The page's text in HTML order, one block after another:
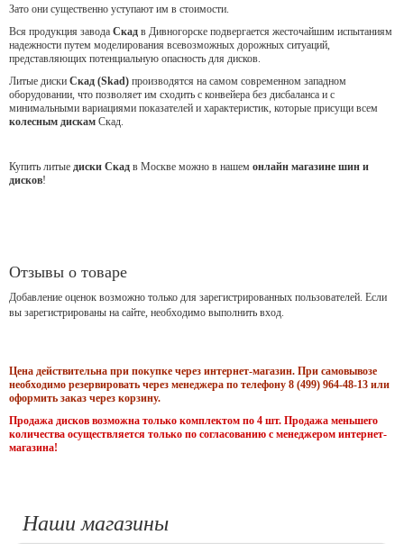
Зато они существенно уступают им в стоимости.
Вся продукция завода Скад в Дивногорске подвергается жесточайшим испытаниям
надежности путем моделирования всевозможных дорожных ситуаций,
представляющих потенциальную опасность для дисков.
Литые диски Скад (Skad) производятся на самом современном западном
оборудовании, что позволяет им сходить с конвейера без дисбаланса и с
минимальными вариациями показателей и характеристик, которые присущи всем
колесным дискам Скад.
Купить литые диски Скад в Москве можно в нашем онлайн магазине шин и
дисков!
Отзывы о товаре
Добавление оценок возможно только для зарегистрированных пользователей. Если
вы зарегистрированы на сайте, необходимо выполнить вход.
Цена действительна при покупке через интернет-магазин. При самовывозе
необходимо резервировать через менеджера по телефону 8 (499) 964-48-13 или
оформить заказ через корзину.
Продажа дисков возможна только комплектом по 4 шт. Продажа меньшего
количества осуществляется только по согласованию с менеджером интернет-
магазина!
Наши магазины